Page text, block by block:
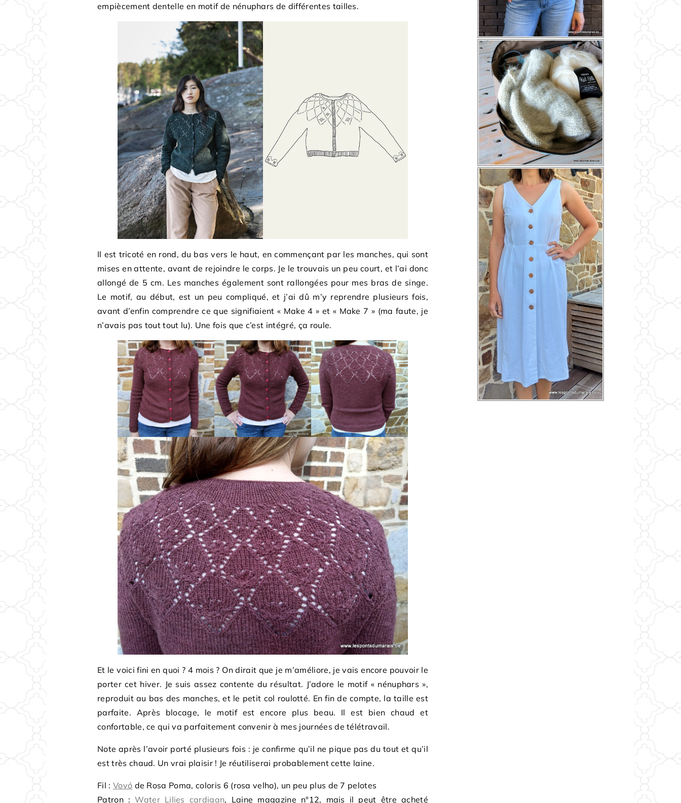
empiècement dentelle en motif de nénuphars de différentes tailles.
Il est tricoté en rond, du bas vers le haut, en commençant par les manches, qui sont
mises en attente, avant de rejoindre le corps. Je le trouvais un peu court, et l’ai donc
allongé de 5 cm. Les manches également sont rallongées pour mes bras de singe.
Le motif, au début, est un peu compliqué, et j’ai dû m’y reprendre plusieurs fois,
avant d’enfin comprendre ce que signifiaient « Make 4 » et « Make 7 » (ma faute, je
n’avais pas tout tout lu). Une fois que c’est intégré, ça roule.
Et le voici fini en quoi ? 4 mois ? On dirait que je m’améliore, je vais encore pouvoir le
porter cet hiver. Je suis assez contente du résultat. J’adore le motif « nénuphars »,
reproduit au bas des manches, et le petit col roulotté. En fin de compte, la taille est
parfaite. Après blocage, le motif est encore plus beau. Il est bien chaud et
confortable, ce qui va parfaitement convenir à mes journées de télétravail.
Note après l’avoir porté plusieurs fois : je confirme qu’il ne pique pas du tout et qu’il
est très chaud. Un vrai plaisir ! Je réutiliserai probablement cette laine.
Fil : Vovó de Rosa Poma, coloris 6 (rosa velho), un peu plus de 7 pelotes
Patron :Water Lilies cardigan, Laine magazine n°12, mais il peut être acheté